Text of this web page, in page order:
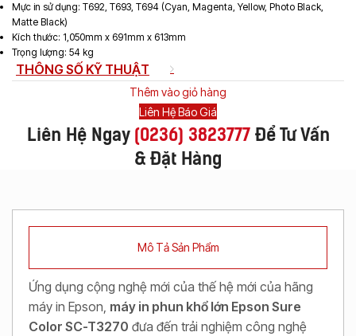
Mực in sử dụng: T692, T693, T694 (Cyan, Magenta, Yellow, Photo Black,
Matte Black)
Kích thước: 1,050mm x 691mm x 613mm
Trọng lượng: 54 kg
THÔNG SỐ KỸ THUẬT
Thêm vào giỏ hàng
Liên Hệ Báo Giá
Liên Hệ Ngay (0236) 3823777Để Tư Vấn
& Đặt Hàng
Mô Tả Sản Phẩm
Ứng dụng cộng nghệ mới của thế hệ mới của hãng
máy in Epson, máy in phun khổ lớn Epson Sure
Color SC-T3270 đưa đến trải nghiệm công nghệ